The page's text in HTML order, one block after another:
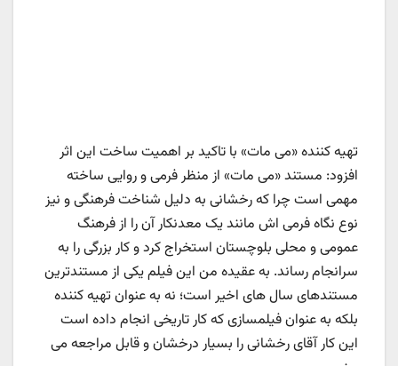
تهیه کننده «می مات» با تاکید بر اهمیت ساخت این اثر
افزود: مستند «می مات» از منظر فرمی و روایی ساخته
مهمی است چرا که رخشانی به دلیل شناخت فرهنگی و نیز
نوع نگاه فرمی اش مانند یک معدنکار آن را از فرهنگ
عمومی و محلی بلوچستان استخراج کرد و کار بزرگی را به
سرانجام رساند. به عقیده من این فیلم یکی از مستندترین
مستندهای سال های اخیر است؛ نه به عنوان تهیه کننده
بلکه به عنوان فیلمسازی که کار تاریخی انجام داده است
این کار آقای رخشانی را بسیار درخشان و قابل مراجعه می